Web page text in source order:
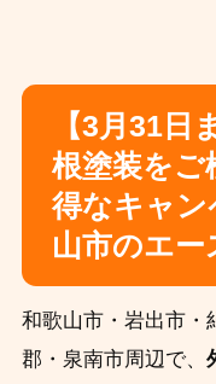
【3月31日
根塗装をご
得なキャン
山市のエー
和歌山市・岩出市・
郡・泉南市周辺で、